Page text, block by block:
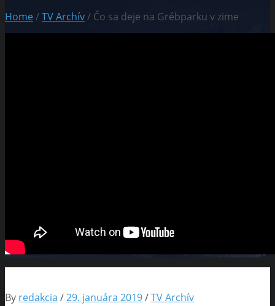
Home/TV Archív/ Čo sa deje na Grébparku v zime
By redakcia /29. januára 2019/TV Archív